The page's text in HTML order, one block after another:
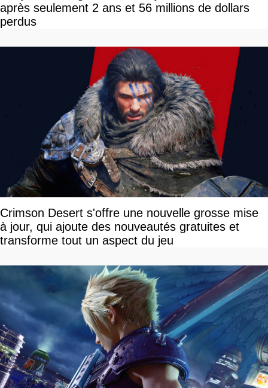
après seulement 2 ans et 56 millions de dollars
perdus
Crimson Desert s'offre une nouvelle grosse mise
à jour, qui ajoute des nouveautés gratuites et
transforme tout un aspect du jeu